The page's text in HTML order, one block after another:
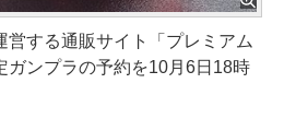
する通販サイト「プレミアム
ガンプラの予約を10月6日18時